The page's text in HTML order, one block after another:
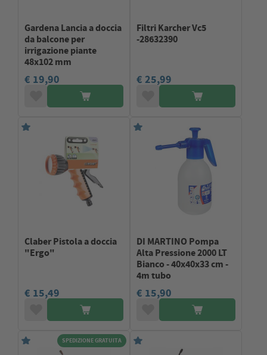
Gardena Lancia a doccia
da balcone per
irrigazione piante
48x102 mm
€ 19,90
Filtri Karcher Vc5
-28632390
€ 25,99
Claber Pistola a doccia
"Ergo"
€ 15,49
DI MARTINO Pompa
Alta Pressione 2000 LT
Bianco - 40x40x33 cm -
4m tubo
€ 15,90
SPEDIZIONE GRATUITA